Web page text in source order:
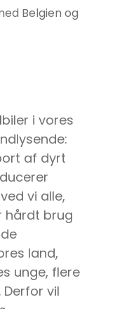
Belgien og
i vores
af dyrt
vi alle,
hårdt brug
land,
unge, flere
vil